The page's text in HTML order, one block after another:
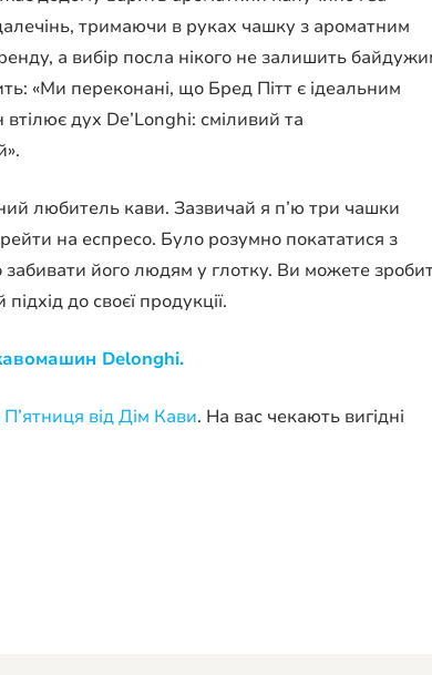
тримаючи в руках чашку з ароматним
а вибір посла нікого не залишить
«Ми переконані, що Бред Пітт є ідеальним
дух De’Longhi: сміливий та
любитель кави. Зазвичай я п’ю три чашки
на еспресо. Було розумно покататися з
його людям у глотку. Ви можете
до своєї продукції.
Delonghi.
від Дім Кави. На вас чекають вигідні